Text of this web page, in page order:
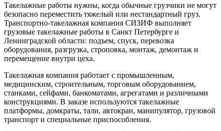
Такелажные работы нужны, когда обычные грузчики не могут
безопасно переместить тяжелый или нестандартный груз.
Транспортно-такелажная компания СИЗИФ выполняет
грузовые такелажные работы в Санкт Петербурге и
Ленинградской области: подъем, спуск, перевозка
оборудования, разгрузка, строповка, монтаж, демонтаж и
перемещение внутри цеха.
Такелажная компания работает с промышленным,
медицинским, строительным, торговым оборудованием,
станками, сейфами, банкоматами, агрегатами и различными
конструкциями. В заказе используются такелажные
платформы, домкраты, тали, автокран, манипулятор, грузовой
транспорт и специальные приспособления.